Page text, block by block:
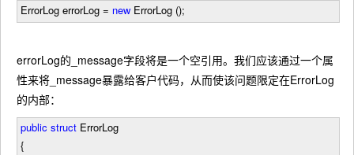
ErrorLog errorLog = new ErrorLog ();
errorLog的_message字段将是一个空引用。我们应该通过一个属
性来将_message暴露给客户代码，从而使该问题限定在ErrorLog
的内部：
public struct ErrorLog
{